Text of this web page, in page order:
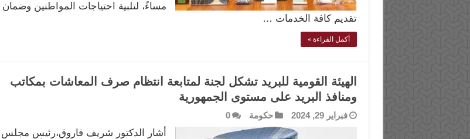
مساءً، لتلبية احتياجات المواطنين وضمان
تقديم كافة الخدمات …
أكمل القراءة »
الهيئة القومية للبريد تشكل لجنة لمتابعة انتظام صرف المعاشات بمكاتب
ومنافذ البريد على مستوى الجمهورية
فبراير 29, 2024 حكومة 0
أشار الدكتور شريف فاروق،رئيس مجلس